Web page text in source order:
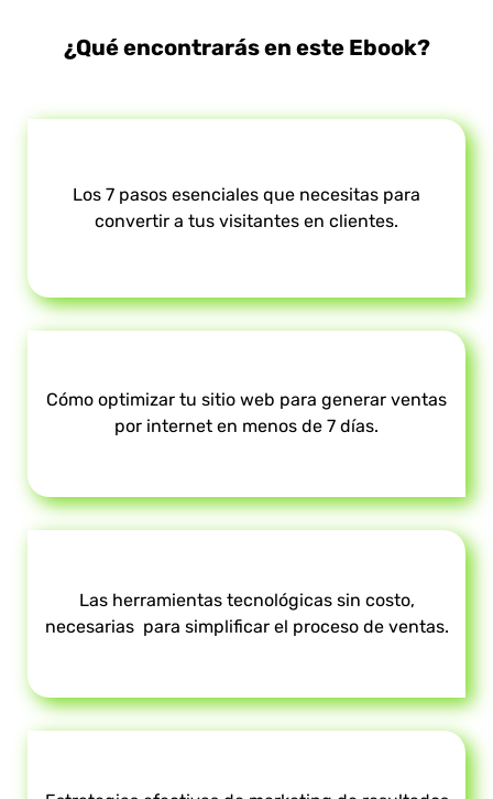
¿Qué encontrarás en este Ebook?
Los 7 pasos esenciales que necesitas para
convertir a tus visitantes en clientes.
Cómo optimizar tu sitio web para generar ventas
por internet en menos de 7 días.
Las herramientas tecnológicas sin costo,
necesarias para simplificar el proceso de ventas.